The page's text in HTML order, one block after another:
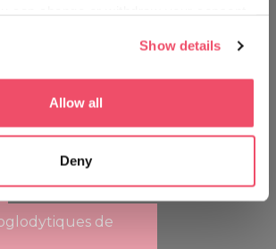
also like to:
accurate to within several meters
device by actively scanning it for
(fingerprinting)
in the details section
Show details
Allow all
Deny
de